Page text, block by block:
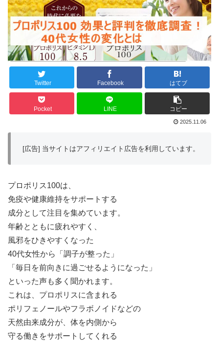
Twitter Facebook はてブ
Pocket LINE コピー
2025.11.06
[広告] 当サイトはアフィリエイト広告を利用しています。
プロポリス100は、
免疫や健康維持をサポートする
成分として注目を集めています。
年齢とともに疲れやすく、
風邪をひきやすくなった
40代女性から「調子が整った」
「毎日を前向きに過ごせるようになった」
といった声も多く聞かれます。
これは、プロポリスに含まれる
ポリフェノールやフラボノイドなどの
天然由来成分が、体を内側から
守る働きをサポートしてくれる